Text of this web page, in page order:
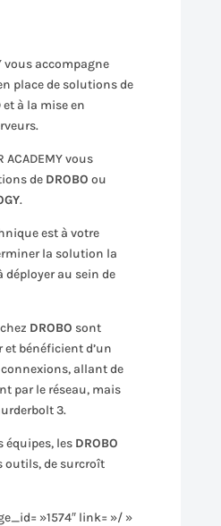
vous accompagne
place de solutions de
et à la mise en
ACADEMY vous
de DROBO ou
.
est à votre
la solution la
déployer au sein de
DROBO sont
bénéficient d’un
allant de
par le réseau, mais
3.
équipes, les DROBO
outils, de surcroît
»1574″ link= »/ »